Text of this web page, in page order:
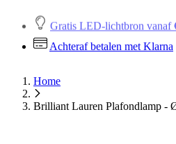
Gratis LED-lichtbron vanaf
Achteraf betalen met Klarna
Home
Brilliant Lauren Plafondlamp -